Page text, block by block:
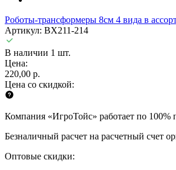
Роботы-трансформеры 8см 4 вида в
Артикул: BX211-214
В наличии 1 шт.
Цена:
220,00 р.
Цена со скидкой:
Компания «ИгроТойс» работает по 100%
Безналичный расчет на расчетный счет
Оптовые скидки: